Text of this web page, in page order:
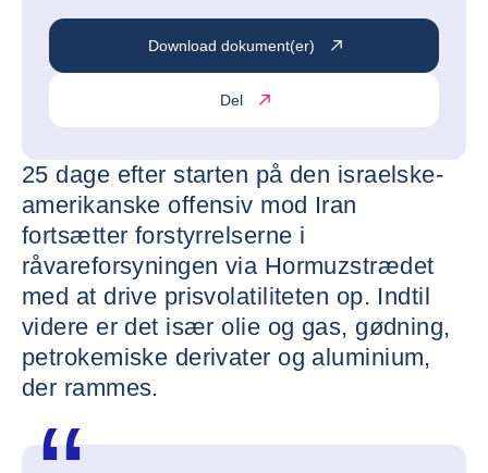
Download dokument(er)
Del
25 dage efter starten på den israelske-
amerikanske offensiv mod Iran
fortsætter forstyrrelserne i
råvareforsyningen via Hormuzstrædet
med at drive prisvolatiliteten op. Indtil
videre er det især olie og gas, gødning,
petrokemiske derivater og aluminium,
der rammes.